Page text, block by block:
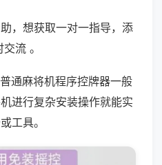
，想获取一对一指导，添
流 。
通麻将机程序控牌器一般
进行复杂安装操作就能实
工具。